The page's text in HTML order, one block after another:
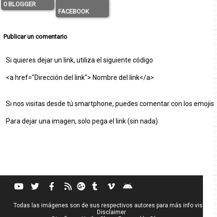
0 BLOGGER
FACEBOOK
Publicar un comentario
Si quieres dejar un link, utiliza el siguiente código
<a href="Dirección del link"> Nombre del link</a>
Si nos visitas desde tú smartphone, puedes comentar con los emojis
Para dejar una imagen, solo pega el link (sin nada)
Todas las imágenes son de sus respectivos autores para más info visita
Disclaimer